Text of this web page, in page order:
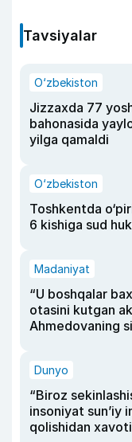
Tavsiyalar
O‘zbekiston
Jizzaxda 77
bahonasida
yilga qamaldi
O‘zbekiston
Toshkentda
6 kishiga sud
Madaniyat
“U boshqalar
otasini kutgan
Ahmedovaning
Dunyo
“Biroz
insoniyat sun’iy
qolishidan